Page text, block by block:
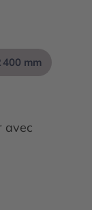
avec
400 mm